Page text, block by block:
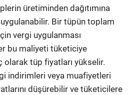
üretiminden dağıtımına
Bir tüpün toplam
vergi uygulanması
bu maliyeti tüketiciye
olarak tüp fiyatları yükselir.
indirimleri veya muafiyetleri
düşürebilir ve tüketicilere